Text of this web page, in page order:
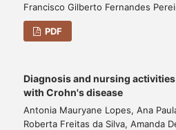
Francisco Gilberto Fernandes
PDF
Diagnosis and nursing
with Crohn's disease
Antonia Mauryane Lopes, Ana
Roberta Freitas da Silva, Amanda